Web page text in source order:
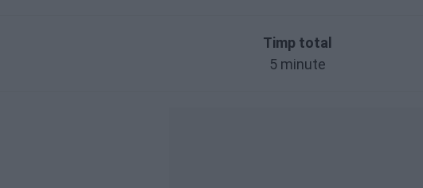
Timp total
5 minute